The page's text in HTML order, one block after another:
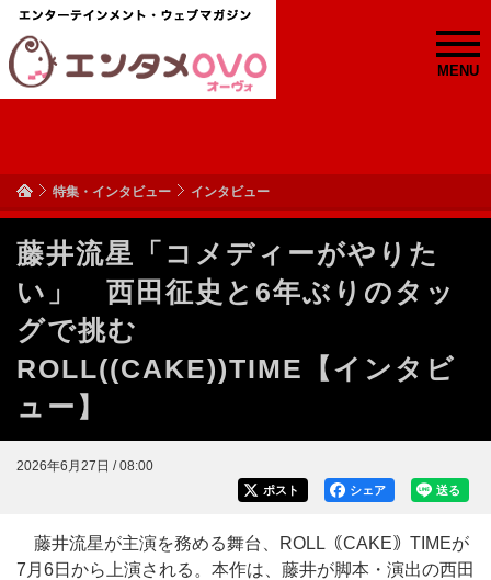
MENU
特集・インタビュー インタビュー
藤井流星「コメディーがやりた
い」 西田征史と6年ぶりのタッ
グで挑む
ROLL((CAKE))TIME【インタビ
ュー】
2026年6月27日 / 08:00
送る
シェア
ポスト
藤井流星が主演を務める舞台、ROLL｟CAKE｠TIMEが
7月6日から上演される。本作は、藤井が脚本・演出の西田